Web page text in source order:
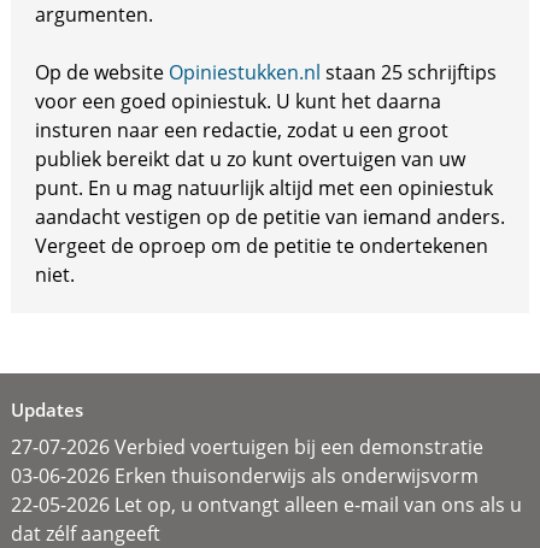
argumenten.
Op de website Opiniestukken.nl staan 25 schrijftips
voor een goed opiniestuk. U kunt het daarna
insturen naar een redactie, zodat u een groot
publiek bereikt dat u zo kunt overtuigen van uw
punt. En u mag natuurlijk altijd met een opiniestuk
aandacht vestigen op de petitie van iemand anders.
Vergeet de oproep om de petitie te ondertekenen
niet.
Updates
27-07-2026 Verbied voertuigen bij een demonstratie
03-06-2026 Erken thuisonderwijs als onderwijsvorm
22-05-2026 Let op, u ontvangt alleen e-mail van ons als u
dat zélf aangeeft